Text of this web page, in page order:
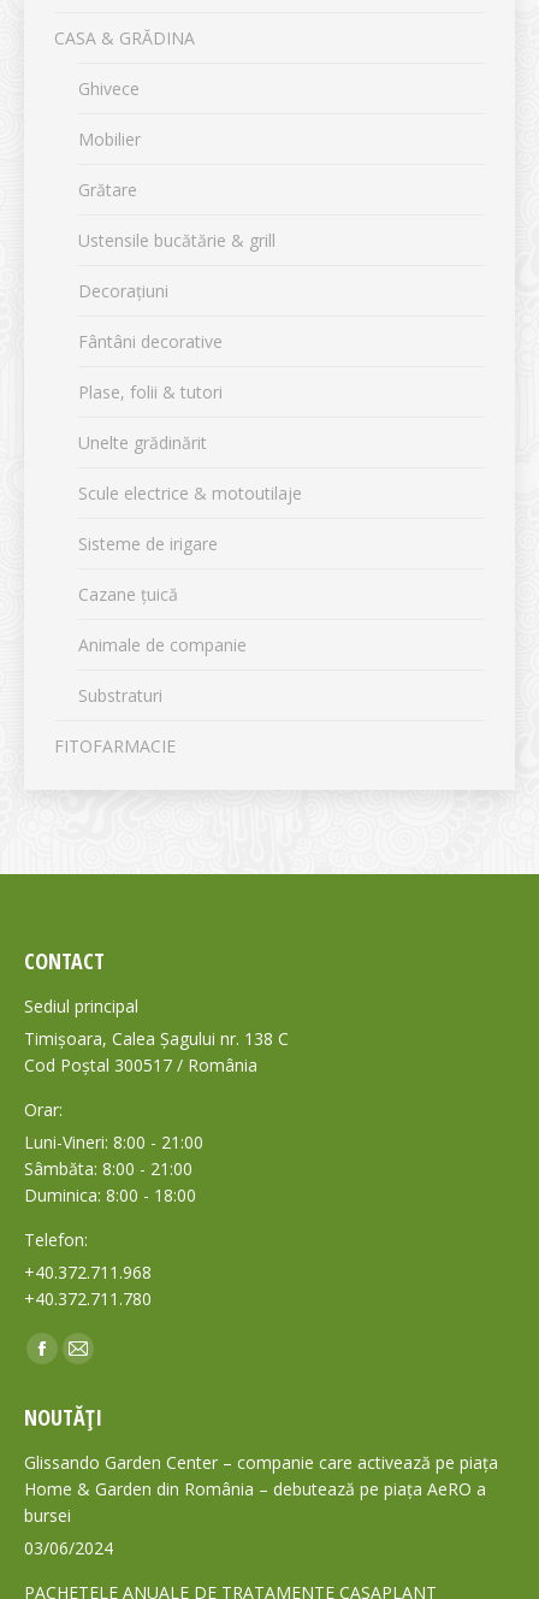
CASA & GRĂDINA
Ghivece
Mobilier
Grătare
Ustensile bucătărie & grill
Decorațiuni
Fântâni decorative
Plase, folii & tutori
Unelte grădinărit
Scule electrice & motoutilaje
Sisteme de irigare
Cazane țuică
Animale de companie
Substraturi
FITOFARMACIE
CONTACT
Sediul principal
Timișoara, Calea Șagului nr. 138 C
Cod Poștal 300517 / România
Orar:
Luni-Vineri: 8:00 - 21:00
Sâmbăta: 8:00 - 21:00
Duminica: 8:00 - 18:00
Telefon:
+40.372.711.968
+40.372.711.780
Find us on:
Facebook
opens
in
new
window
Mail
opens
in
new
NOUTĂȚI
Glissando Garden Center – companie care activează pe piața
Home & Garden din România – debutează pe piața AeRO a
bursei
03/06/2024
PACHETELE ANUALE DE TRATAMENTE CASAPLANT